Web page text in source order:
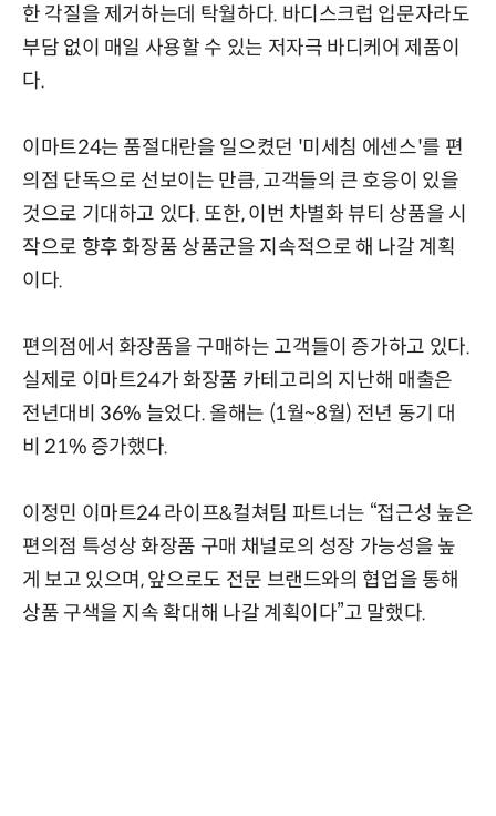
한 각질을 제거하는데 탁월하다. 바디스크럽 입문자라도
부담 없이 매일 사용할 수 있는 저자극 바디케어 제품이
다.
이마트24는 품절대란을 일으켰던 '미세침 에센스'를 편
의점 단독으로 선보이는 만큼, 고객들의 큰 호응이 있을
것으로 기대하고 있다. 또한, 이번 차별화 뷰티 상품을 시
작으로 향후 화장품 상품군을 지속적으로 해 나갈 계획
이다.
편의점에서 화장품을 구매하는 고객들이 증가하고 있다.
실제로 이마트24가 화장품 카테고리의 지난해 매출은
전년대비 36% 늘었다. 올해는 (1월~8월) 전년 동기 대
비 21% 증가했다.
이정민 이마트24 라이프&컬쳐팀 파트너는 “접근성 높은
편의점 특성상 화장품 구매 채널로의 성장 가능성을 높
게 보고 있으며, 앞으로도 전문 브랜드와의 협업을 통해
상품 구색을 지속 확대해 나갈 계획이다”고 말했다.